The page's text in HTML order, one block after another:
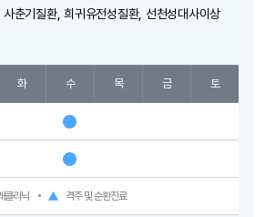
춘기질환, 희귀유전성질환, 선천성대사이상
화 수 목 금 토
클리닉 격주 및 순환진료